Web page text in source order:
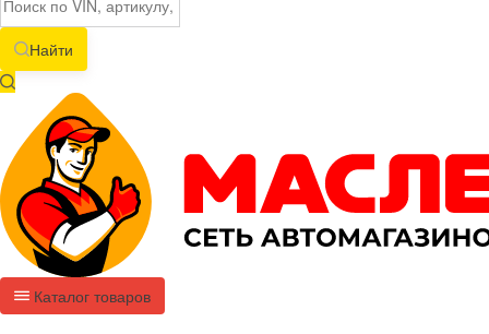
Найти
Каталог товаров